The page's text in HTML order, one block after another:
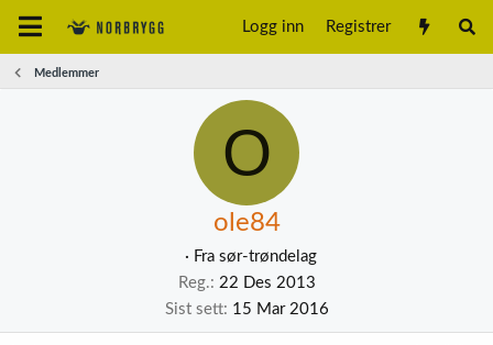
Logg inn Registrer
Medlemmer
O
ole84
· Fra sør-trøndelag
Reg. 22 Des 2013
Sist sett
15 Mar 2016